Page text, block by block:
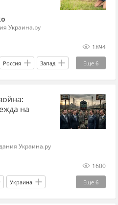
Украина.ру
1894
Еще 6
Россия Запад
Рада
на
Украина.ру
1600
Еще 6
Украина